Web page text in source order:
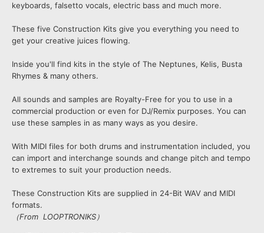
keyboards, falsetto vocals, electric bass and much more.
These five Construction Kits give you everything you need to
get your creative juices flowing.
Inside you'll find kits in the style of The Neptunes, Kelis, Busta
Rhymes & many others.
All sounds and samples are Royalty-Free for you to use in a
commercial production or even for DJ/Remix purposes. You can
use these samples in as many ways as you desire.
With MIDI files for both drums and instrumentation included, you
can import and interchange sounds and change pitch and tempo
to extremes to suit your production needs.
These Construction Kits are supplied in 24-Bit WAV and MIDI
formats.
（From LOOPTRONIKS）